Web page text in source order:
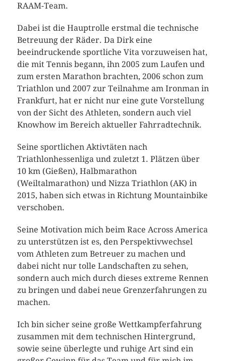
RAAM-Team.
Dabei ist die Hauptrolle erstmal die technische
Betreuung der Räder. Da Dirk eine
beeindruckende sportliche Vita vorzuweisen hat,
die mit Tennis begann, ihn 2005 zum Laufen und
zum ersten Marathon brachten, 2006 schon zum
Triathlon und 2007 zur Teilnahme am Ironman in
Frankfurt, hat er nicht nur eine gute Vorstellung
von der Sicht des Athleten, sondern auch viel
Knowhow im Bereich aktueller Fahrradtechnik.
Seine sportlichen Aktivtäten nach
Triathlonhessenliga und zuletzt 1. Plätzen über
10 km (Gießen), Halbmarathon
(Weiltalmarathon) und Nizza Triathlon (AK) in
2015, haben sich etwas in Richtung Mountainbike
verschoben.
Seine Motivation mich beim Race Across America
zu unterstützen ist es, den Perspektivwechsel
vom Athleten zum Betreuer zu machen und
dabei nicht nur tolle Landschaften zu sehen,
sondern auch mich durch dieses extreme Rennen
zu bringen und dabei neue Grenzerfahrungen zu
machen.
Ich bin sicher seine große Wettkampferfahrung
zusammen mit dem technischen Hintergrund,
sowie seine überlegte und ruhige Art sind ein